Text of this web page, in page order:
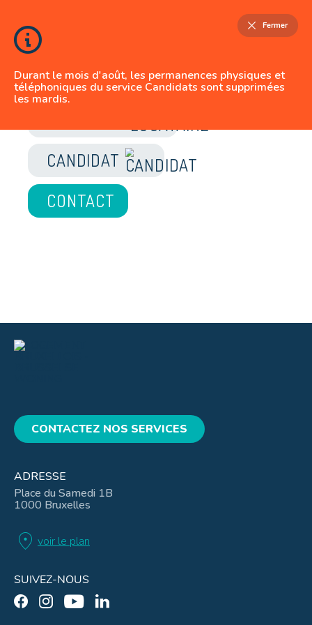
Durant le mois d'août, les permanences physiques et
téléphoniques du service Candidats sont supprimées
les mardis.
Fermer
JE SUIS
LOCATAIRE
CANDIDAT
CONTACTEZ NOS SERVICES
ADRESSE
Place du Samedi 1B
1000 Bruxelles
location_on voir le plan
SUIVEZ-NOUS